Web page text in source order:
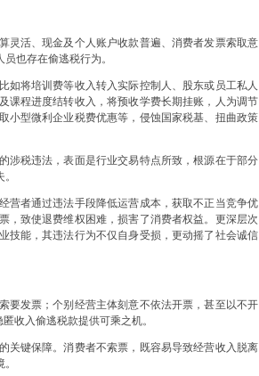
活、现金及个人账户收款普遍、消费者发票索取意
也存在偷逃税行为。
将培训费等收入转入实际控制人、股东或员工私人
课程进度结转收入，将预收学费长期挂账，人为调节
小型微利企业税费优惠等，侵蚀国家税基、扭曲政策
税违法，表面是行业交易特点所致，根源在于部分
者通过违法手段降低运营成本，获取不正当竞争优
，致使退费维权困难，损害了消费者权益。更深层次
技能，其违法行为不仅自身受损，更动摇了社会诚信
发票；个别经营主体刻意不依法开票，甚至以不开
收入偷逃税款提供可乘之机。
键保障。消费者不索票，既容易导致经营收入脱离